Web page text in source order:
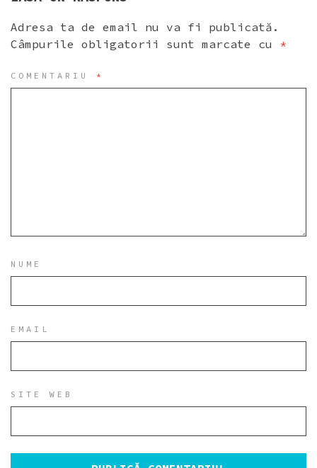
Adresa ta de email nu va fi publicată.
Câmpurile obligatorii sunt marcate cu *
COMENTARIU *
NUME
EMAIL
SITE WEB